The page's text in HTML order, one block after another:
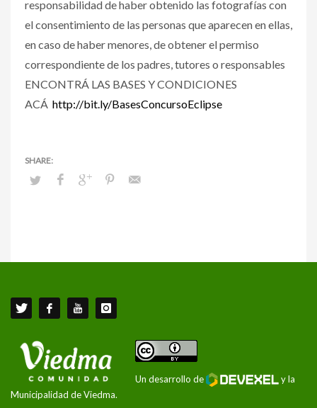
responsabilidad de haber obtenido las fotografías con
el consentimiento de las personas que aparecen en ellas,
en caso de haber menores, de obtener el permiso
correspondiente de los padres, tutores o responsables
ENCONTRÁ LAS BASES Y CONDICIONES
ACÁ http://bit.ly/BasesConcursoEclipse
Un desarrollo de
y la
Municipalidad de Viedma.